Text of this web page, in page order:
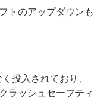
トのアップダウンも
投入されており、
ラッシュセーフティ